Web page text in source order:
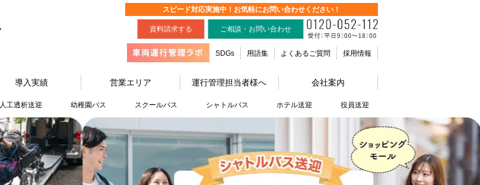
スピード対応実施中！お気軽にお問い合わせください！
資料請求する ご相談・お問い合わせ
SDGs 用語集 よくあるご質問 採用情報
導入実績 営業エリア 運行管理担当者様へ 会社案内
人工透析送迎 幼稚園バス スクールバス シャトルバス ホテル送迎 役員送迎